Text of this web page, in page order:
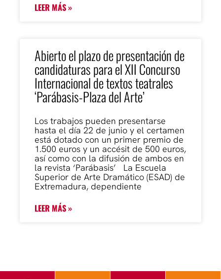
LEER MÁS »
Abierto el plazo de presentación de
candidaturas para el XII Concurso
Internacional de textos teatrales
‘Parábasis-Plaza del Arte’
Los trabajos pueden presentarse
hasta el día 22 de junio y el certamen
está dotado con un primer premio de
1.500 euros y un accésit de 500 euros,
así como con la difusión de ambos en
la revista ‘Parábasis’ La Escuela
Superior de Arte Dramático (ESAD) de
Extremadura, dependiente
LEER MÁS »